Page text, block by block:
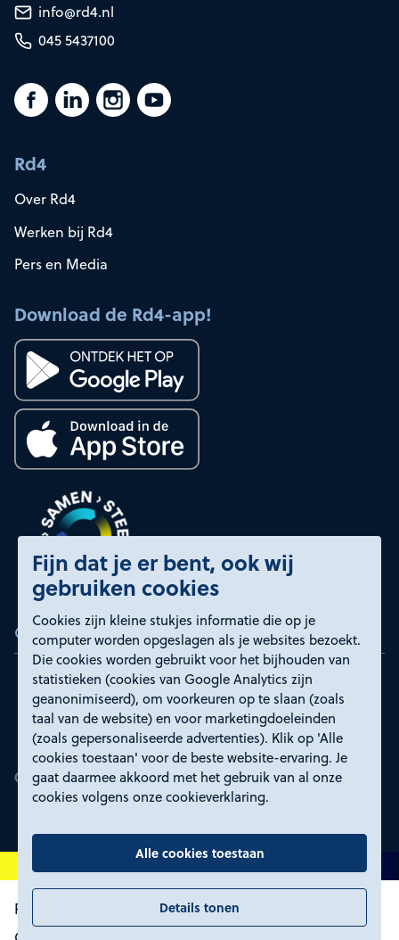
Fijn dat je er bent, ook wij
gebruiken cookies
Cookies zijn kleine stukjes informatie die op je
computer worden opgeslagen als je websites bezoekt.
Die cookies worden gebruikt voor het bijhouden van
statistieken (cookies van Google Analytics zijn
geanonimiseerd), om voorkeuren op te slaan (zoals
taal van de website) en voor marketingdoeleinden
(zoals gepersonaliseerde advertenties). Klik op 'Alle
cookies toestaan' voor de beste website-ervaring. Je
gaat daarmee akkoord met het gebruik van al onze
cookies volgens onze cookieverklaring.
Alle cookies toestaan
Details tonen
info@rd4.nl
045 5437100
Rd4
Over Rd4
Werken bij Rd4
Pers en Media
Download de Rd4-app!
Certificeringen
Proclaimer en toegankelijkheid
Privacyverklaring